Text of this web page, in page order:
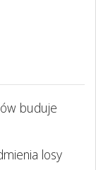
buduje
losy